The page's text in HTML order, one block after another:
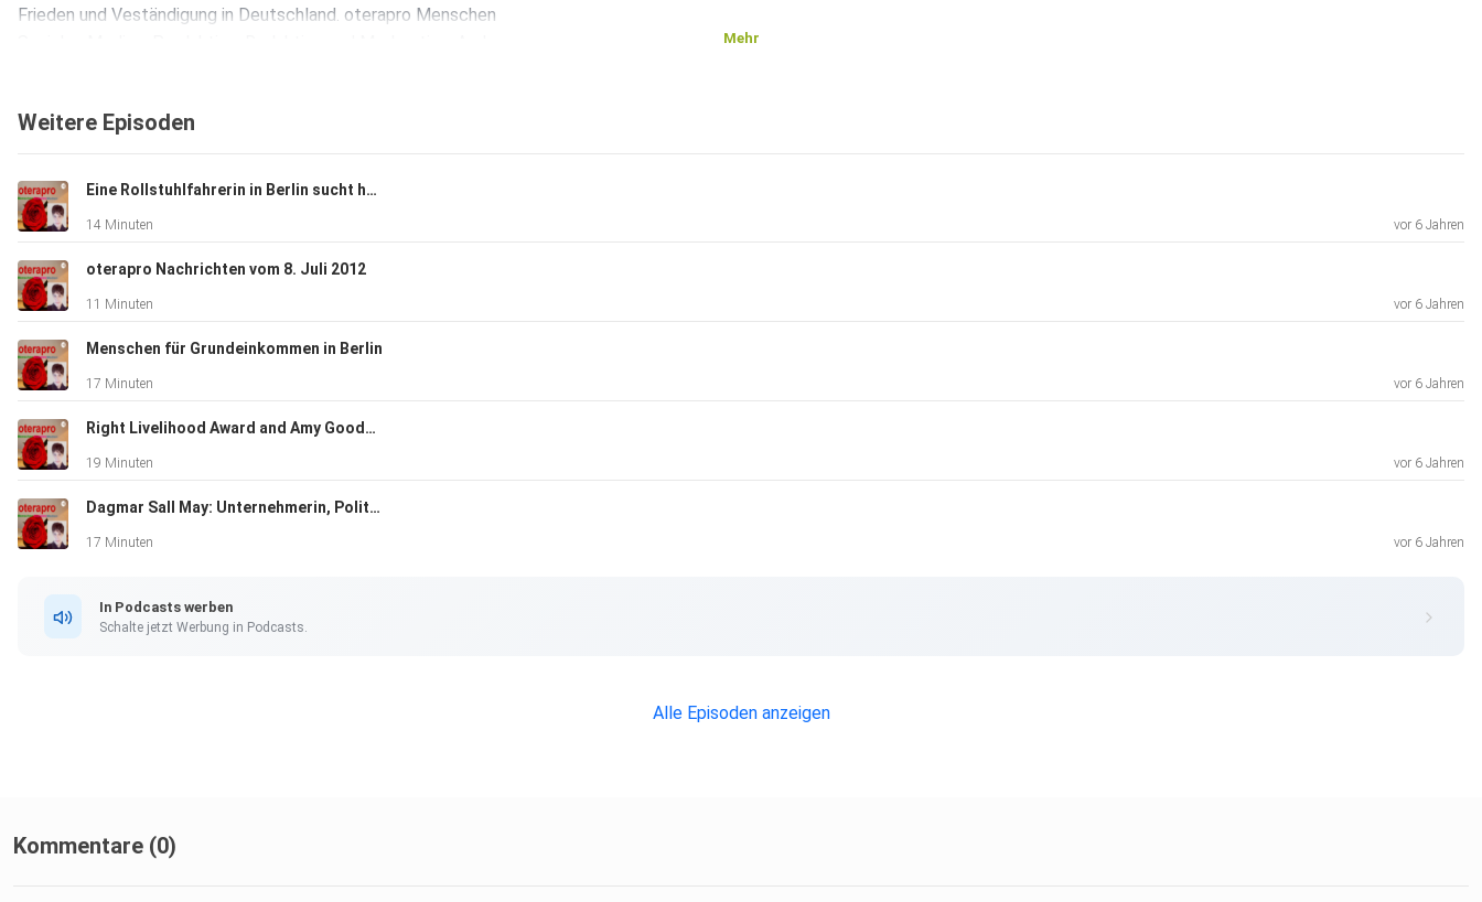
Frieden und Veständigung in Deutschland. oterapro Menschen
Mehr
Weitere Episoden
Eine Rollstuhlfahrerin in Berlin sucht helfende Menschen
14 Minuten vor 6 Jahren
oterapro Nachrichten vom 8. Juli 2012
11 Minuten vor 6 Jahren
Menschen für Grundeinkommen in Berlin
17 Minuten vor 6 Jahren
Right Livelihood Award and Amy Goodman
19 Minuten vor 6 Jahren
Dagmar Sall May: Unternehmerin, Politikerin, Ratsfrau und OB-Kandidatin
17 Minuten vor 6 Jahren
In Podcasts werben
Schalte jetzt Werbung in Podcasts.
Alle Episoden anzeigen
Kommentare (0)